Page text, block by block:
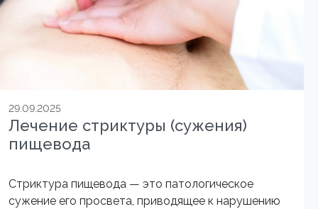
29.09.2025
Лечение стриктуры (сужения)
пищевода
Стриктура пищевода — это патологическое
сужение его просвета, приводящее к нарушению